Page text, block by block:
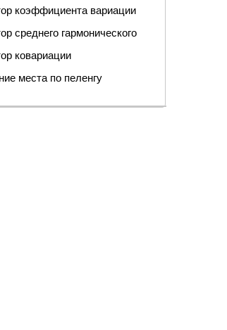
коэффициента вариации
среднего гармонического
ковариации
места по пеленгу